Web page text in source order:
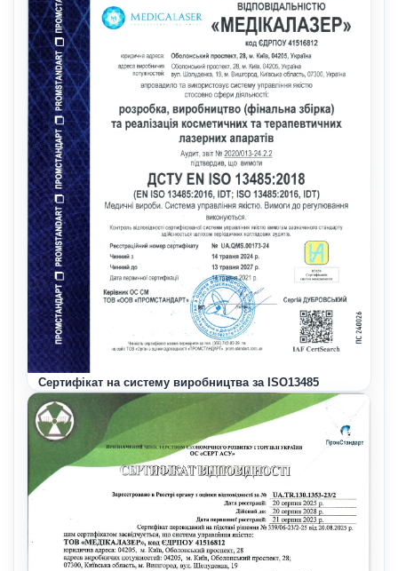
Сертифікат на систему виробництва за ISO13485